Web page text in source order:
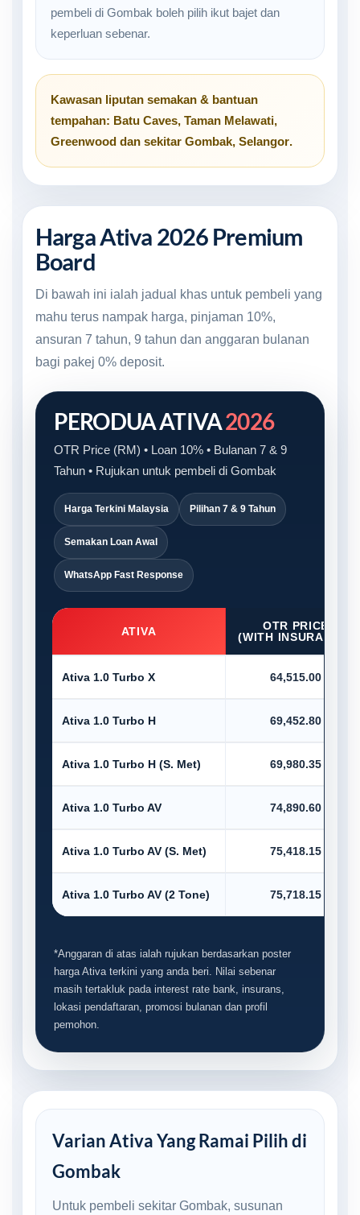
pembeli di Gombak boleh pilih ikut bajet dan
keperluan sebenar.
Kawasan liputan semakan & bantuan
tempahan: Batu Caves, Taman Melawati,
Greenwood dan sekitar Gombak, Selangor.
Harga Ativa 2026 Premium
Board
Di bawah ini ialah jadual khas untuk pembeli yang
mahu terus nampak harga, pinjaman 10%,
ansuran 7 tahun, 9 tahun dan anggaran bulanan
bagi pakej 0% deposit.
PERODUA ATIVA2026
OTR Price (RM) • Loan 10% • Bulanan 7 & 9
Tahun • Rujukan untuk pembeli di Gombak
Harga Terkini Malaysia Pilihan 7 & 9 Tahun
Semakan Loan Awal
WhatsApp Fast Response
ATIVA
OTR PRICE
(WITH INSURANCE)
Ativa 1.0 Turbo X 64,515.00
Ativa 1.0 Turbo H 69,452.80
Ativa 1.0 Turbo H (S. Met) 69,980.35
Ativa 1.0 Turbo AV 74,890.60
Ativa 1.0 Turbo AV (S. Met) 75,418.15
Ativa 1.0 Turbo AV (2 Tone) 75,718.15
*Anggaran di atas ialah rujukan berdasarkan poster
harga Ativa terkini yang anda beri. Nilai sebenar
masih tertakluk pada interest rate bank, insurans,
lokasi pendaftaran, promosi bulanan dan profil
pemohon.
Varian Ativa Yang Ramai Pilih di
Gombak
Untuk pembeli sekitar Gombak, susunan